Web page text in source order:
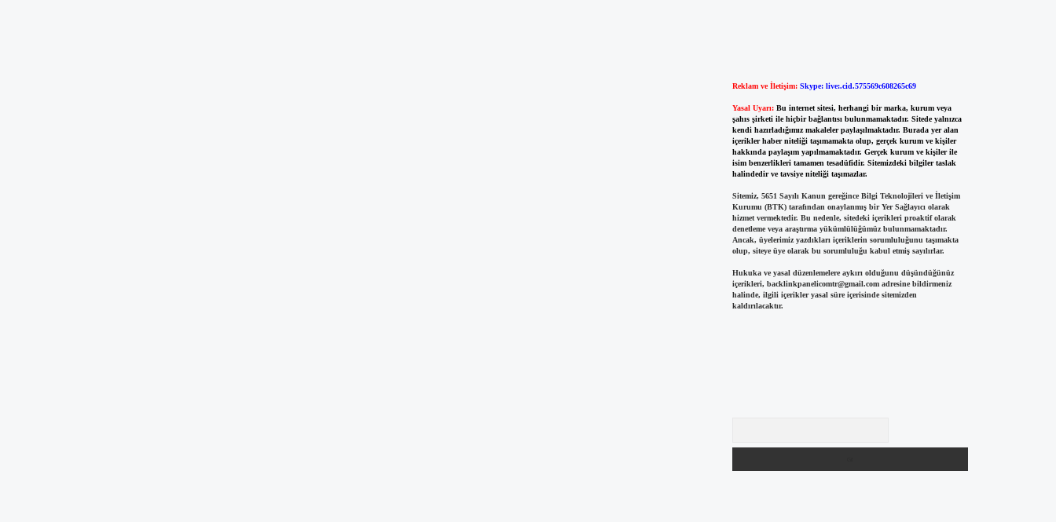
Reklam ve İletişim: Skype: live:.cid.575569c608265c69
Yasal Uyarı: Bu internet sitesi, herhangi bir marka, kurum veya
şahıs şirketi ile hiçbir bağlantısı bulunmamaktadır. Sitede yalnızca
kendi hazırladığımız makaleler paylaşılmaktadır. Burada yer alan
içerikler haber niteliği taşımamakta olup, gerçek kurum ve kişiler
hakkında paylaşım yapılmamaktadır. Gerçek kurum ve kişiler ile
isim benzerlikleri tamamen tesadüfidir. Sitemizdeki bilgiler taslak
halindedir ve tavsiye niteliği taşımazlar.
Sitemiz, 5651 Sayılı Kanun gereğince Bilgi Teknolojileri ve İletişim
Kurumu (BTK) tarafından onaylanmış bir Yer Sağlayıcı olarak
hizmet vermektedir. Bu nedenle, sitedeki içerikleri proaktif olarak
denetleme veya araştırma yükümlülüğümüz bulunmamaktadır.
Ancak, üyelerimiz yazdıkları içeriklerin sorumluluğunu taşımakta
olup, siteye üye olarak bu sorumluluğu kabul etmiş sayılırlar.
Hukuka ve yasal düzenlemelere aykırı olduğunu düşündüğünüz
içerikleri, backlinkpanelicomtr@gmail.comadresine bildirmeniz
halinde, ilgili içerikler yasal süre içerisinde sitemizden
kaldırılacaktır.